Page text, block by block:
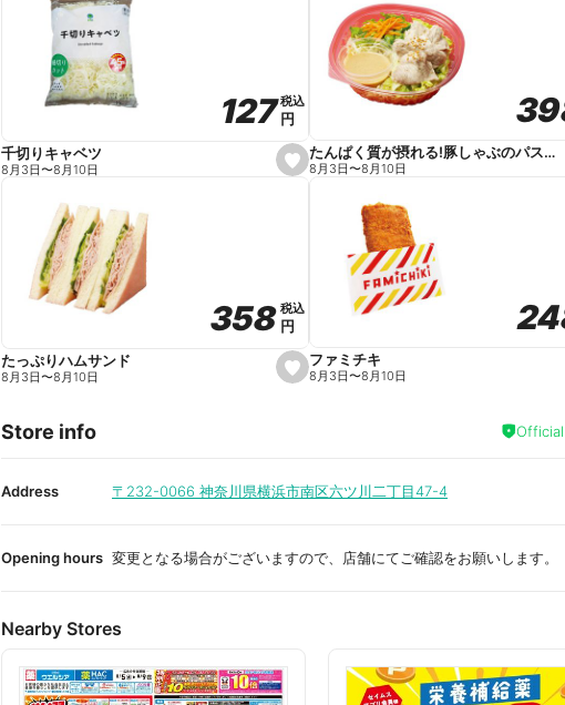
e
s
e
e
127
127税込
税込
円
円
千切りキャベツ
8月3日〜8月10日
たんぱく質が摂れる!豚しゃぶのパスタサラダ
8月3日〜8月10日
s
e
i
t
358
358税込
税込
円
円
たっぷりハムサンド
8月3日〜8月10日
ファミチキ
8月3日〜8月10日
Store info
Address 〒232-0066 神奈川県横浜市南区六ツ川二丁目47-4
Opening hours 変更となる場合がございますので、店舗にてご確認をお願いします。
Nearby Stores